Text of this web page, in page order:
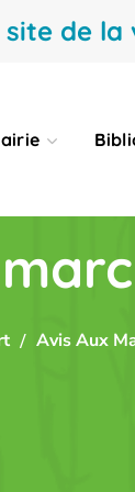
de la
Avis Aux